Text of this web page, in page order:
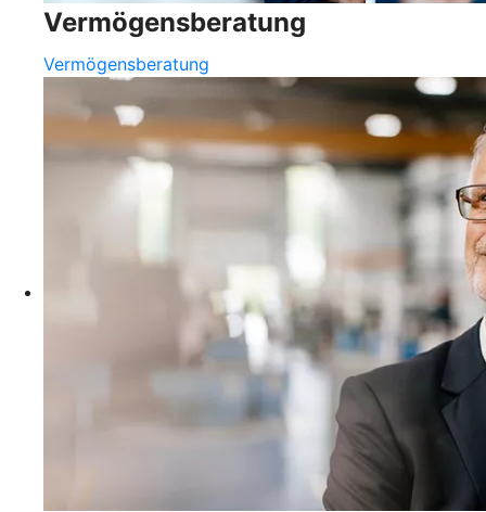
Vermögensberatung
Vermögensberatung